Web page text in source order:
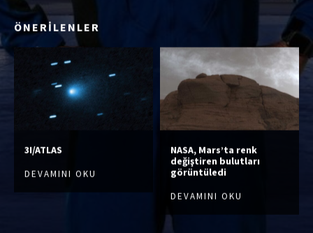
ÖNERİLENLER
3I/ATLAS
DEVAMINI OKU
NASA, Mars’ta renk
değiştiren bulutları
görüntüledi
DEVAMINI OKU